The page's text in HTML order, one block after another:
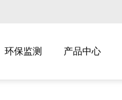
环保监测 产品中心